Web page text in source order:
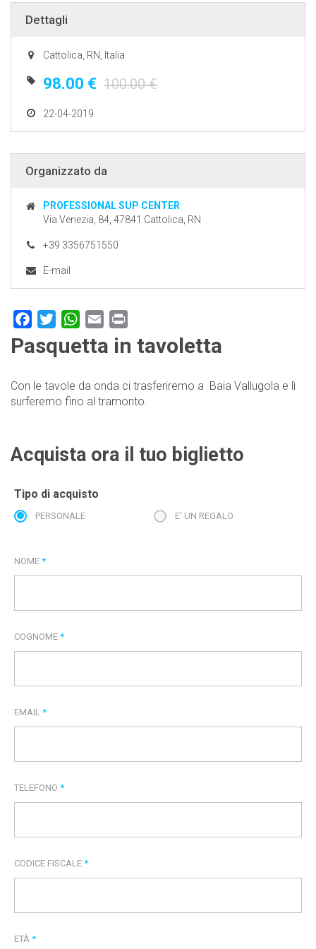
Dettagli
Cattolica, RN, Italia
98.00 € 100.00 €
22-04-2019
Organizzato da
PROFESSIONAL SUP CENTER
Via Venezia, 84, 47841 Cattolica, RN
+39 3356751550
E-mail
FacebookTwitterWhatsApp
Email
Pasquetta in tavoletta
Con le tavole da onda ci trasferiremo a Baia Vallugola e lì
surferemo fino al tramonto.
Acquista ora il tuo biglietto
Tipo di acquisto
PERSONALE E' UN REGALO
NOME *
COGNOME *
EMAIL *
TELEFONO *
CODICE FISCALE *
ETÀ *